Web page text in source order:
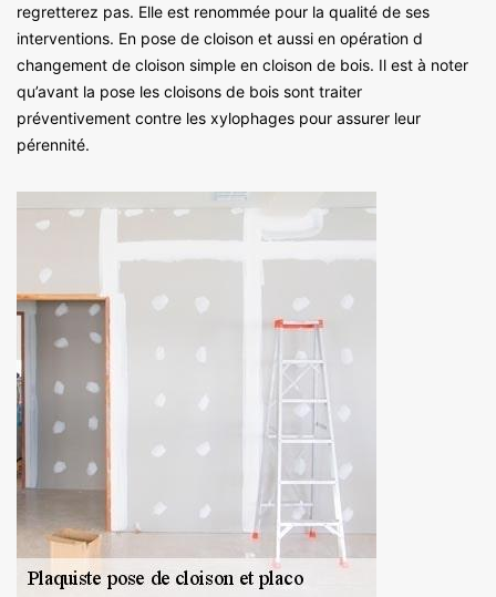
regretterez pas. Elle est renommée pour la qualité de ses
interventions. En pose de cloison et aussi en opération d
changement de cloison simple en cloison de bois. Il est à noter
qu’avant la pose les cloisons de bois sont traiter
préventivement contre les xylophages pour assurer leur
pérennité.